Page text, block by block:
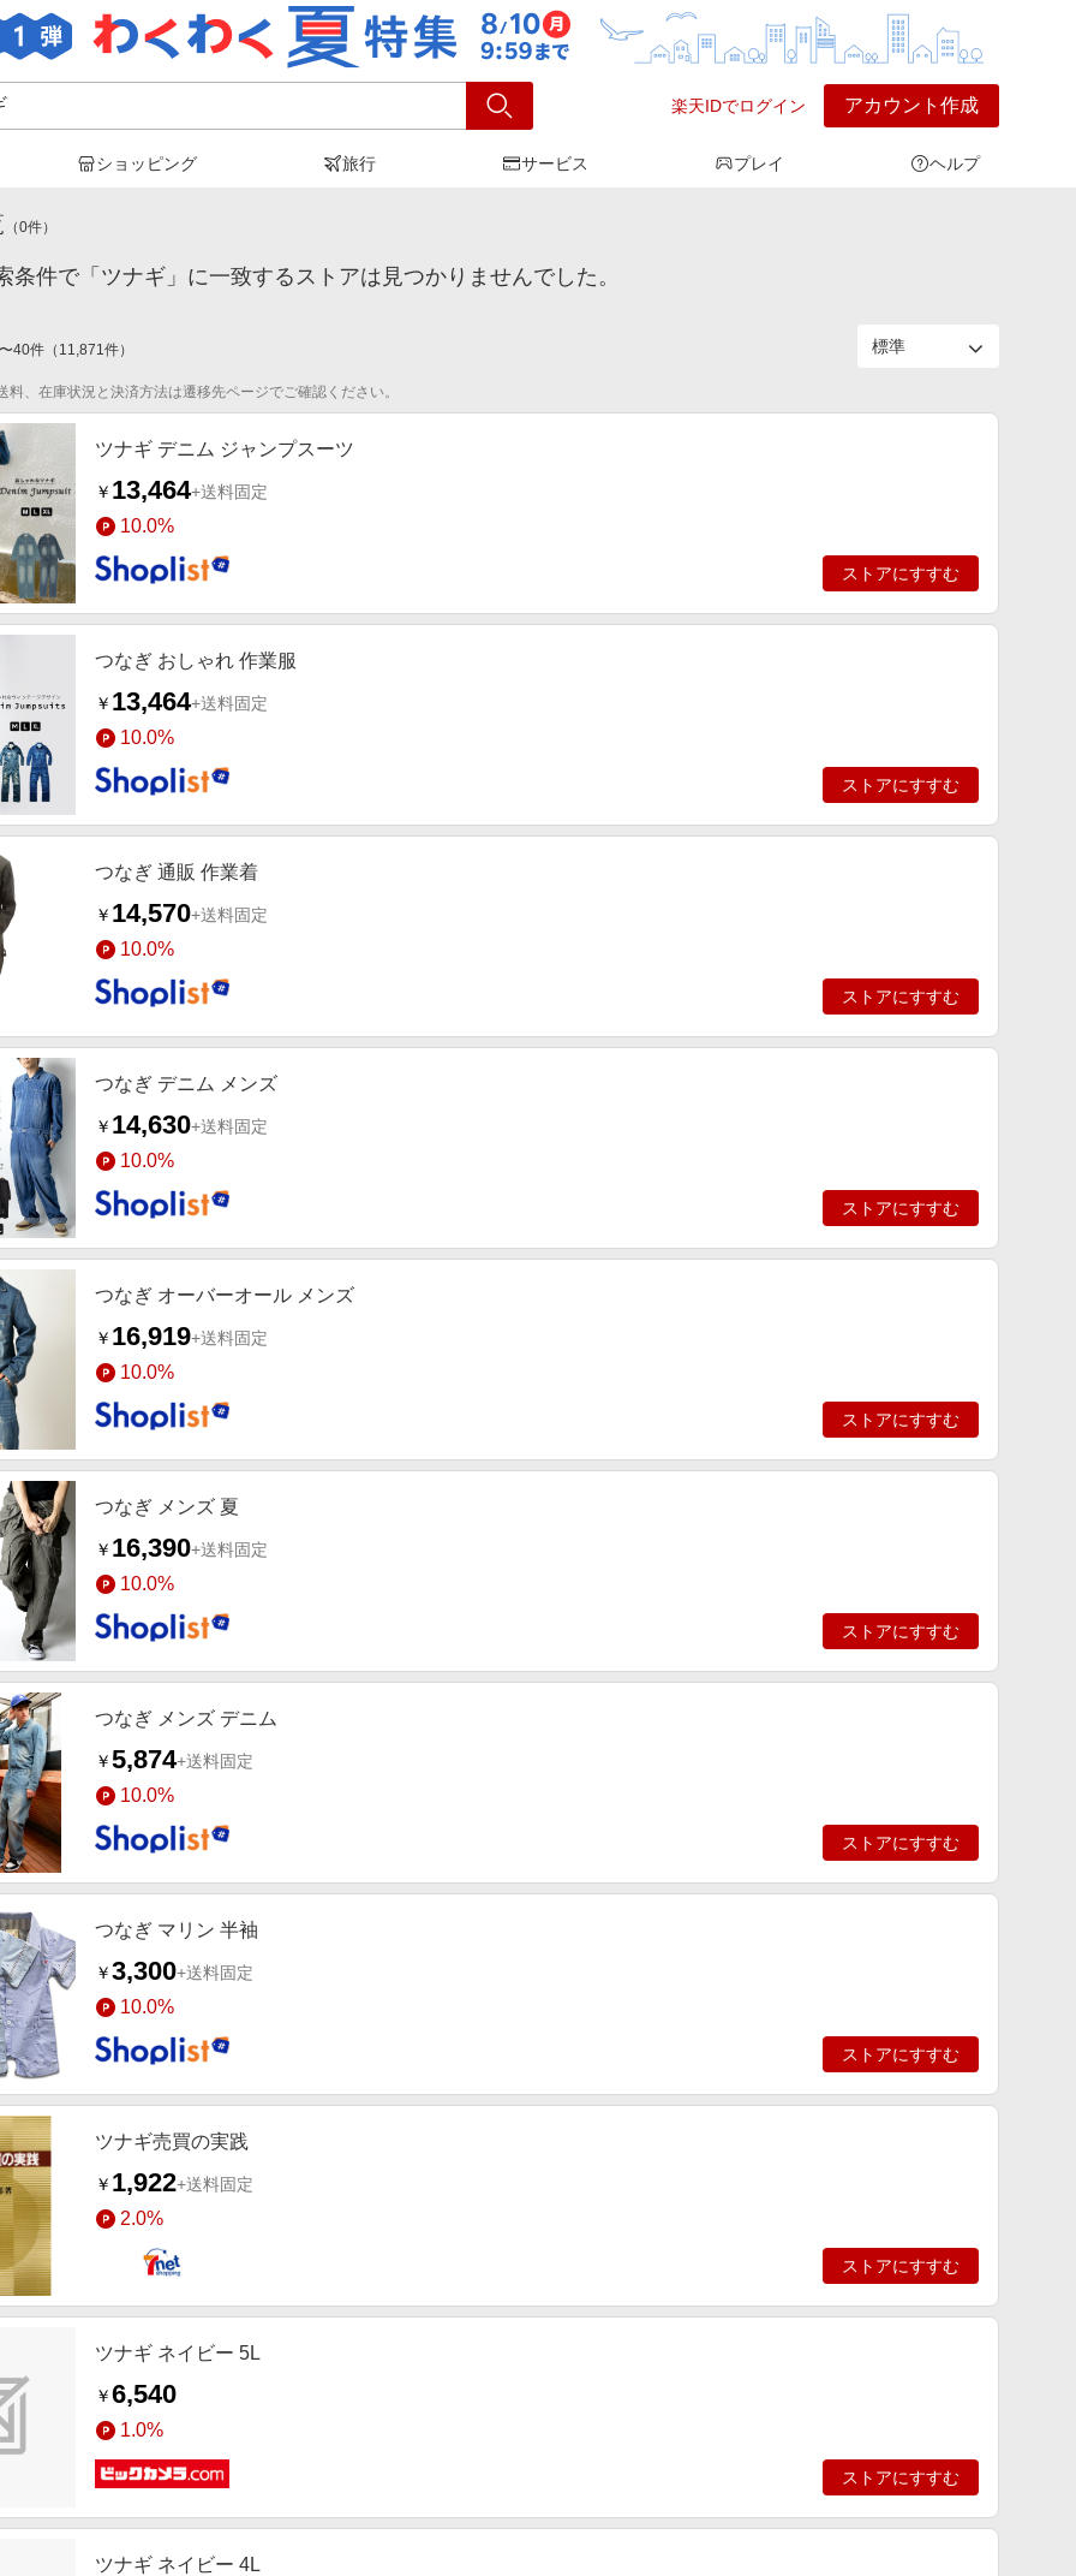
楽天IDでログイン アカウント作成
ショッピング 旅行 サービス プレイ ヘルプ
」の検索結果
（0件）
条件で「ツナギ」に一致するストアは見つかりませんでした。
〜40件 （ 11,871件）
料、在庫状況と決済方法は遷移先ページでご確認ください。
ツナギ デニム ジャンプスーツ
￥ 13,464+送料固定
10.0%
ストアにすすむ
つなぎ おしゃれ 作業服
￥ 13,464+送料固定
10.0%
ストアにすすむ
つなぎ 通販 作業着
￥ 14,570+送料固定
10.0%
ストアにすすむ
つなぎ デニム メンズ
￥ 14,630+送料固定
10.0%
ストアにすすむ
つなぎ オーバーオール メンズ
￥ 16,919+送料固定
10.0%
ストアにすすむ
つなぎ メンズ 夏
￥ 16,390+送料固定
10.0%
ストアにすすむ
つなぎ メンズ デニム
￥5,874+送料固定
10.0%
ストアにすすむ
つなぎ マリン 半袖
￥3,300+送料固定
10.0%
ストアにすすむ
ツナギ売買の実践
￥ 1,922+送料固定
2.0%
ストアにすすむ
ツナギ ネイビー 5L
￥6,540
1.0%
ストアにすすむ
ツナギ ネイビー 4L